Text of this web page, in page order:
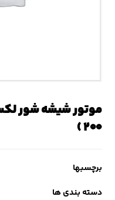
۲۰۰ )
برچسبها
دسته بندی ها